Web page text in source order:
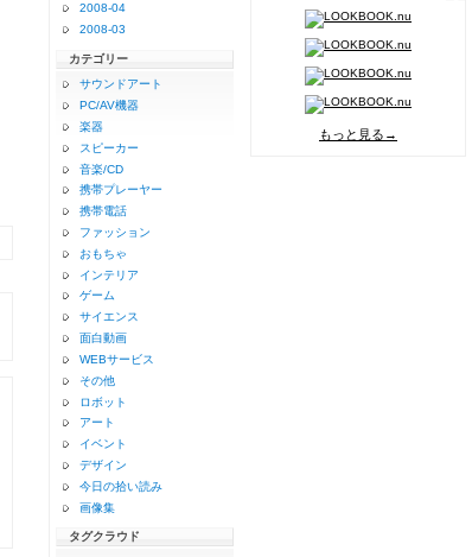
もっと見る→
2008-04
2008-03
カテゴリー
サウンドアート
PC/AV機器
楽器
スピーカー
音楽/CD
携帯プレーヤー
携帯電話
ファッション
おもちゃ
インテリア
ゲーム
サイエンス
面白動画
WEBサービス
その他
ロボット
アート
イベント
デザイン
今日の拾い読み
画像集
タグクラウド